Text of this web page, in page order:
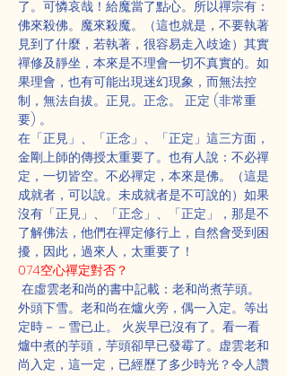
了。可憐哀哉！給魔當了點心。所以禪宗有：
佛來殺佛。魔來殺魔。（這也就是，不要執著
見到了什麼，若執著，很容易走入歧途）其實
禪修及靜坐，本來是不理會一切不真實的。如
果理會，也有可能出現迷幻現象，而無法控
制，無法自拔。正見。正念。 正定 (非常重
要) 。
在「正見」、「正念」、「正定」這三方面，
金剛上師的傳授太重要了。也有人說：不必禪
定，一切皆空。不必禪定，本來是佛。（這是
成就者，可以說。未成就者是不可說的）如果
沒有「正見」、「正念」、「正定」，那是不
了解佛法，他們在禪定修行上，自然會受到困
擾，因此，過來人，太重要了！
074空心禪定對否？
在虛雲老和尚的書中記載：老和尚煮芋頭。
外頭下雪。老和尚在爐火旁，偶一入定。等出
定時－－雪已止。 火炭早已沒有了。看一看
爐中煮的芋頭，芋頭卻早已發霉了。虚雲老和
尚入定，這一定，已經歷了多少時光？令人讚